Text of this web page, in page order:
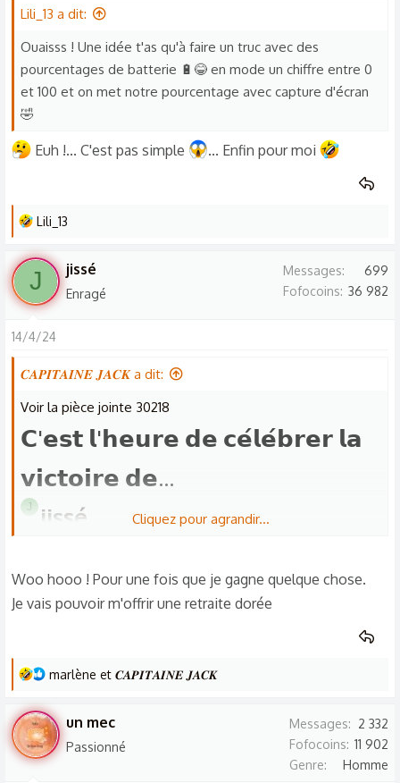
n
s
Lili_13 a dit:
Ouaisss ! Une idée t'as qu'à faire un truc avec des
pourcentages de batterie 🔋😂 en mode un chiffre entre 0
et 100 et on met notre pourcentage avec capture d'écran
🤣
Euh !... C'est pas simple ... Enfin pour moi
L
s
é
c
o
s
:
Lili_13
J jissé
Enragé
Messages
699
Fofocoins 36 982
14/4/24
𝑪𝑨𝑷𝑰𝑻𝑨𝑰𝑵𝑬 𝑱𝑨𝑪𝑲 a dit:
Voir la pièce jointe 30218
𝗖'𝗲𝘀𝘁 𝗹'𝗵𝗲𝘂𝗿𝗲 𝗱𝗲 𝗰𝗲́𝗹𝗲́𝗯𝗿𝗲𝗿 𝗹𝗮
𝘃𝗶𝗰𝘁𝗼𝗶𝗿𝗲 𝗱𝗲...
J jissé
des fofos auprès de
Piiixel
Voir la pièce jointe 30219
Cliquez pour agrandir...
Woo hooo ! Pour une fois que je gagne quelque chose.
Je vais pouvoir m'offrir une retraite dorée
L
s
r
é
marlène et 𝑪𝑨𝑷𝑰𝑻𝑨𝑰𝑵𝑬 𝑱𝑨𝑪𝑲
un mec
Passionné
Messages
2 332
Fofocoins 11 902
Genre
Homme